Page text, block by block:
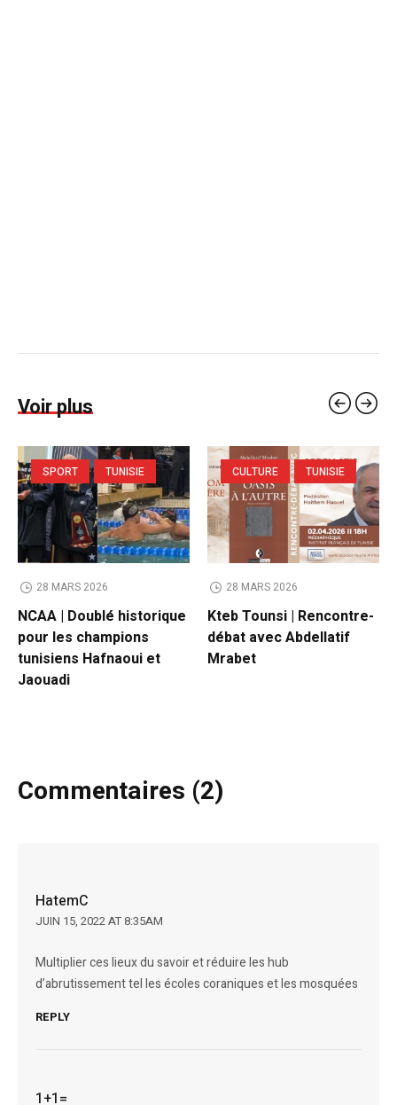
Voir plus
SPORT TUNISIE
28 MARS 2026
NCAA | Doublé historique
pour les champions
tunisiens Hafnaoui et
Jaouadi
CULTURE TUNISIE
28 MARS 2026
Kteb Tounsi | Rencontre-
débat avec Abdellatif
Mrabet
Commentaires (2)
HatemC
JUIN 15, 2022 AT 8:35AM
Multiplier ces lieux du savoir et réduire les hub
d’abrutissement tel les écoles coraniques et les mosquées
REPLY
1+1=